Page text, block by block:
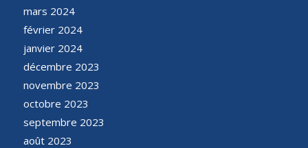
mars 2024
février 2024
janvier 2024
décembre 2023
novembre 2023
octobre 2023
septembre 2023
août 2023